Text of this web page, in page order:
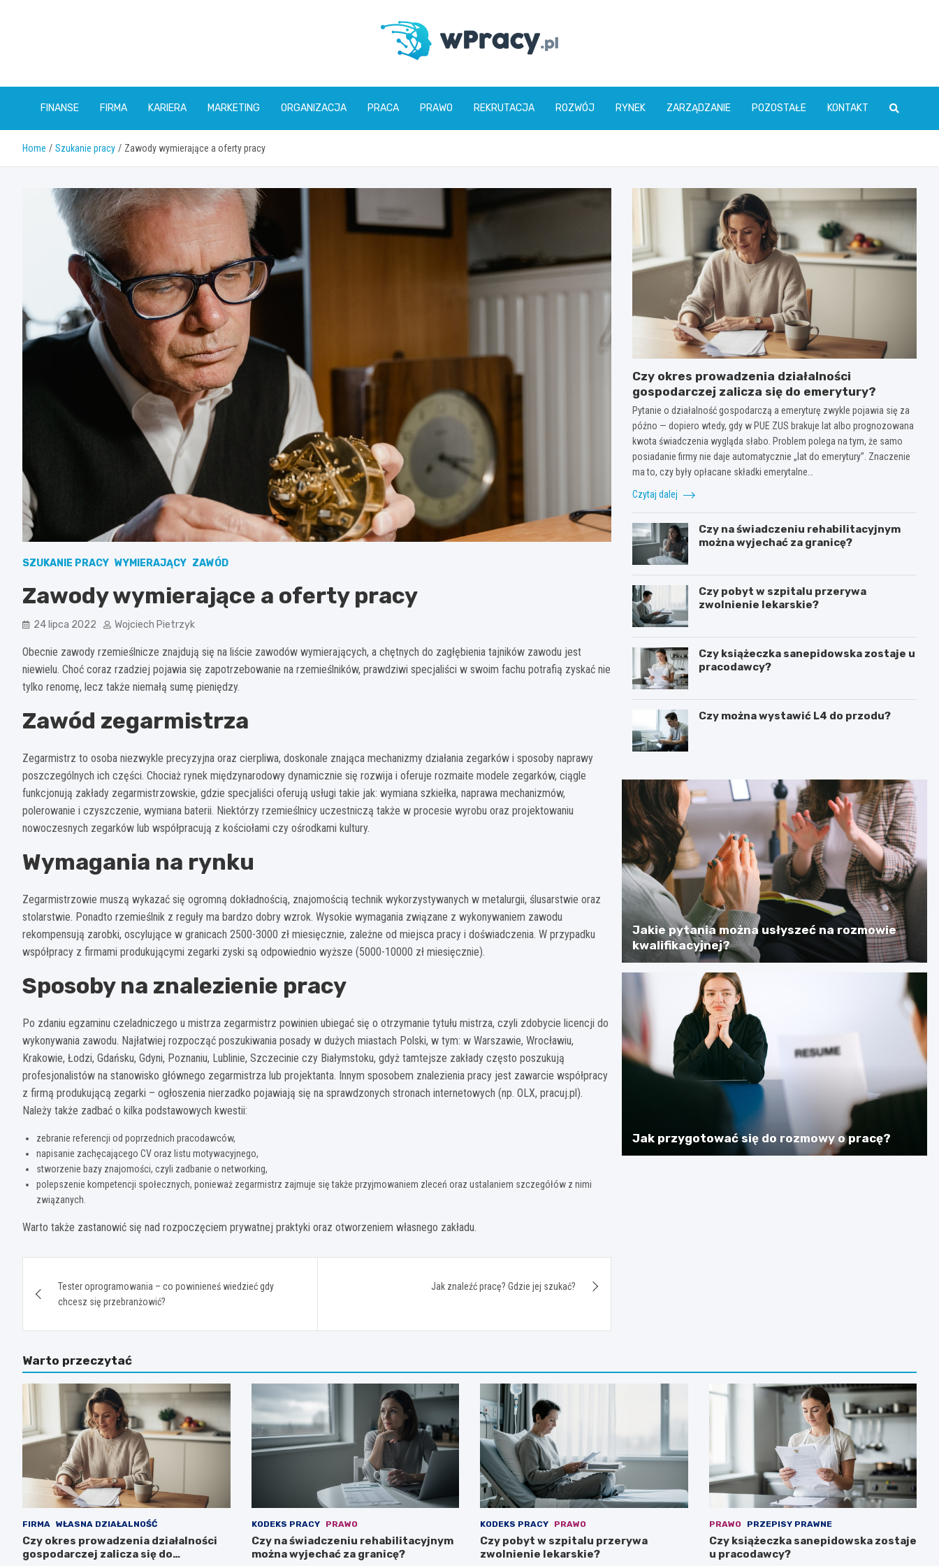
wPracy.pl
FINANSE FIRMA KARIERA MARKETING ORGANIZACJA PRACA PRAWO REKRUTACJA ROZWÓJ RYNEK ZARZĄDZANIE POZOSTAŁE KONTAKT
Home Szukanie pracy Zawody wymierające a oferty pracy
SZUKANIE PRACY WYMIERAJĄCY ZAWÓD
Zawody wymierające a oferty pracy
24 lipca 2022 Wojciech Pietrzyk
Obecnie zawody rzemieślnicze znajdują się na liście zawodów wymierających, a chętnych do zagłębienia tajników zawodu jest
niewielu. Choć coraz rzadziej pojawia się zapotrzebowanie na rzemieślników, prawdziwi specjaliści w swoim fachu potrafią zyskać nie
tylko renomę, lecz także niemałą sumę pieniędzy.
Zawód zegarmistrza
Zegarmistrz to osoba niezwykle precyzyjna oraz cierpliwa, doskonale znająca mechanizmy działania zegarków i sposoby naprawy
poszczególnych ich części. Chociaż rynek międzynarodowy dynamicznie się rozwija i oferuje rozmaite modele zegarków, ciągle
funkcjonują zakłady zegarmistrzowskie, gdzie specjaliści oferują usługi takie jak: wymiana szkiełka, naprawa mechanizmów,
polerowanie i czyszczenie, wymiana baterii. Niektórzy rzemieślnicy uczestniczą także w procesie wyrobu oraz projektowaniu
nowoczesnych zegarków lub współpracują z kościołami czy ośrodkami kultury.
Wymagania na rynku
Zegarmistrzowie muszą wykazać się ogromną dokładnością, znajomością technik wykorzystywanych w metalurgii, ślusarstwie oraz
stolarstwie. Ponadto rzemieślnik z reguły ma bardzo dobry wzrok. Wysokie wymagania związane z wykonywaniem zawodu
rekompensują zarobki, oscylujące w granicach 2500-3000 zł miesięcznie, zależne od miejsca pracy i doświadczenia. W przypadku
współpracy z firmami produkującymi zegarki zyski są odpowiednio wyższe (5000-10000 zł miesięcznie).
Sposoby na znalezienie pracy
Po zdaniu egzaminu czeladniczego u mistrza zegarmistrz powinien ubiegać się o otrzymanie tytułu mistrza, czyli zdobycie licencji do
wykonywania zawodu. Najłatwiej rozpocząć poszukiwania posady w dużych miastach Polski, w tym: w Warszawie, Wrocławiu,
Krakowie, Łodzi, Gdańsku, Gdyni, Poznaniu, Lublinie, Szczecinie czy Białymstoku, gdyż tamtejsze zakłady często poszukują
profesjonalistów na stanowisko głównego zegarmistrza lub projektanta. Innym sposobem znalezienia pracy jest zawarcie współpracy
z firmą produkującą zegarki – ogłoszenia nierzadko pojawiają się na sprawdzonych stronach internetowych (np. OLX, pracuj.pl).
Należy także zadbać o kilka podstawowych kwestii:
zebranie referencji od poprzednich pracodawców,
napisanie zachęcającego CV oraz listu motywacyjnego,
stworzenie bazy znajomości, czyli zadbanie o networking,
polepszenie kompetencji społecznych, ponieważ zegarmistrz zajmuje się także przyjmowaniem zleceń oraz ustalaniem szczegółów z nimi
związanych.
Warto także zastanowić się nad rozpoczęciem prywatnej praktyki oraz otworzeniem własnego zakładu.
wpisu
Tester oprogramowania – co powinieneś wiedzieć gdy
chcesz się przebranżowić?
Jak znaleźć pracę? Gdzie jej szukać?
Czy okres prowadzenia działalności
gospodarczej zalicza się do emerytury?
Pytanie o działalność gospodarczą a emeryturę zwykle pojawia się za
późno — dopiero wtedy, gdy w PUE ZUS brakuje lat albo prognozowana
kwota świadczenia wygląda słabo. Problem polega na tym, że samo
posiadanie firmy nie daje automatycznie „lat do emerytury”. Znaczenie
ma to, czy były opłacane składki emerytalne…
Czytaj dalej
Czy na świadczeniu rehabilitacyjnym
można wyjechać za granicę?
Czy pobyt w szpitalu przerywa
zwolnienie lekarskie?
Czy książeczka sanepidowska zostaje u
pracodawcy?
Czy można wystawić L4 do przodu?
Jakie pytania można usłyszeć na rozmowie
kwalifikacyjnej?
Jak przygotować się do rozmowy o pracę?
Warto przeczytać
FIRMA WŁASNA DZIAŁALNOŚĆ
Czy okres prowadzenia działalności
gospodarczej zalicza się do
KODEKS PRACY PRAWO
Czy na świadczeniu rehabilitacyjnym
można wyjechać za granicę?
KODEKS PRACY PRAWO
Czy pobyt w szpitalu przerywa
zwolnienie lekarskie?
PRAWO PRZEPISY PRAWNE
Czy książeczka sanepidowska zostaje
u pracodawcy?